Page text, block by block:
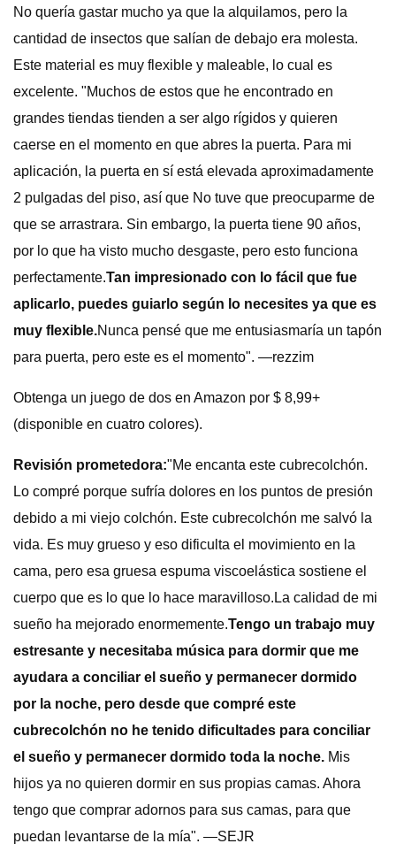
No quería gastar mucho ya que la alquilamos, pero la
cantidad de insectos que salían de debajo era molesta.
Este material es muy flexible y maleable, lo cual es
excelente. "Muchos de estos que he encontrado en
grandes tiendas tienden a ser algo rígidos y quieren
caerse en el momento en que abres la puerta. Para mi
aplicación, la puerta en sí está elevada aproximadamente
2 pulgadas del piso, así que No tuve que preocuparme de
que se arrastrara. Sin embargo, la puerta tiene 90 años,
por lo que ha visto mucho desgaste, pero esto funciona
perfectamente.Tan impresionado con lo fácil que fue
aplicarlo, puedes guiarlo según lo necesites ya que es
muy flexible.Nunca pensé que me entusiasmaría un tapón
para puerta, pero este es el momento". —rezzim
Obtenga un juego de dos en Amazon por $ 8,99+
(disponible en cuatro colores).
Revisión prometedora:"Me encanta este cubrecolchón.
Lo compré porque sufría dolores en los puntos de presión
debido a mi viejo colchón. Este cubrecolchón me salvó la
vida. Es muy grueso y eso dificulta el movimiento en la
cama, pero esa gruesa espuma viscoelástica sostiene el
cuerpo que es lo que lo hace maravilloso. La calidad de mi
sueño ha mejorado enormemente.Tengo un trabajo muy
estresante y necesitaba música para dormir que me
ayudara a conciliar el sueño y permanecer dormido
por la noche, pero desde que compré este
cubrecolchón no he tenido dificultades para conciliar
el sueño y permanecer dormido toda la noche. Mis
hijos ya no quieren dormir en sus propias camas. Ahora
tengo que comprar adornos para sus camas, para que
puedan levantarse de la mía". —SEJR